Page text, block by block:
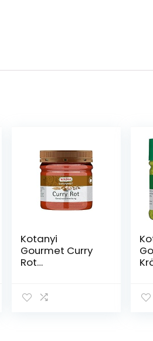
Kotanyi
Gourmet Curry
Rot
indisches Curry,